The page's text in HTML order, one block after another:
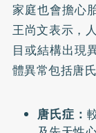
家庭也會擔心
王尚文表示，
目或結構出現
體異常包括唐
唐氏症：